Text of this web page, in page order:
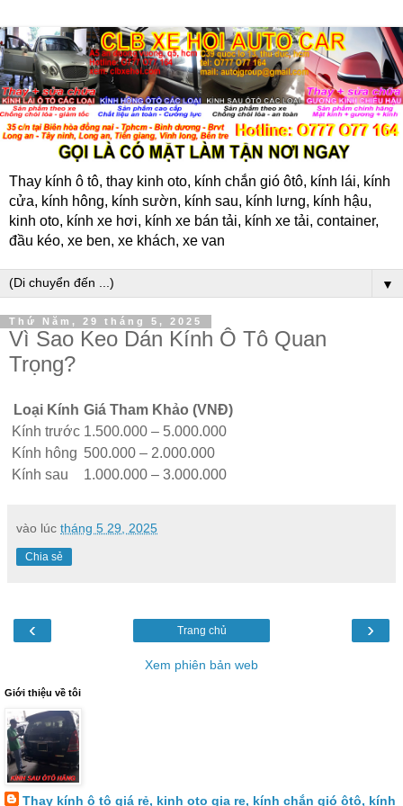
Thay kính ô tô, thay kinh oto, kính chắn gió ôtô, kính lái, kính
cửa, kính hông, kính sườn, kính sau, kính lưng, kính hậu,
kinh oto, kính xe hơi, kính xe bán tải, kính xe tải, container,
đầu kéo, xe ben, xe khách, xe van
▼
Thứ Năm, 29 tháng 5, 2025
Vì Sao Keo Dán Kính Ô Tô Quan
Trọng?
Loại Kính Giá Tham Khảo (VNĐ)
Kính trước 1.500.000 – 5.000.000
Kính hông 500.000 – 2.000.000
Kính sau
1.000.000 – 3.000.000
vào lúc tháng 5 29, 2025
Chia sẻ
‹ ›
Trang chủ
Xem phiên bản web
Giới thiệu về tôi
Thay kính ô tô giá rẻ, kinh oto gia re, kính chắn gió ôtô, kính